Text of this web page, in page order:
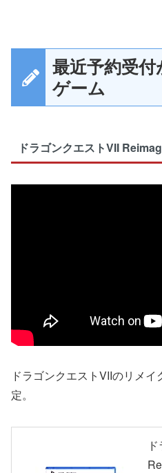
最近予約受
ゲーム
ドラゴンクエストVII
ドラゴンクエストVIIのリメ
定。